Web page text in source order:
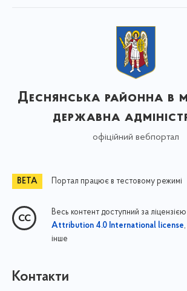
Деснянська районна в
державна
офіційний вебпортал
Портал працює в тестовому режимі
Весь контент доступний за ліцензією
Attribution 4.0 International license
інше
Контакти